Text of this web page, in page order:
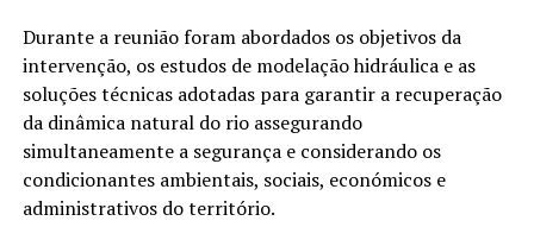
Durante a reunião foram abordados os objetivos da
intervenção, os estudos de modelação hidráulica e as
soluções técnicas adotadas para garantir a recuperação
da dinâmica natural do rio assegurando
simultaneamente a segurança e considerando os
condicionantes ambientais, sociais, económicos e
administrativos do território.